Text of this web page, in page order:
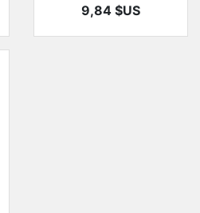
Prix
9,84 $US